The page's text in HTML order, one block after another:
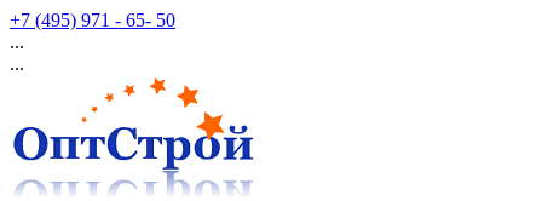
+7 (495) 971 - 65- 50
...
...